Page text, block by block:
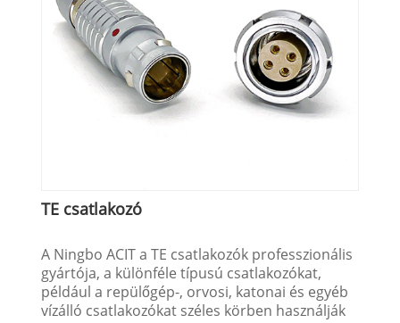
TE csatlakozó
A Ningbo ACIT a TE csatlakozók professzionális
gyártója, a különféle típusú csatlakozókat,
például a repülőgép-, orvosi, katonai és egyéb
vízálló csatlakozókat széles körben használják